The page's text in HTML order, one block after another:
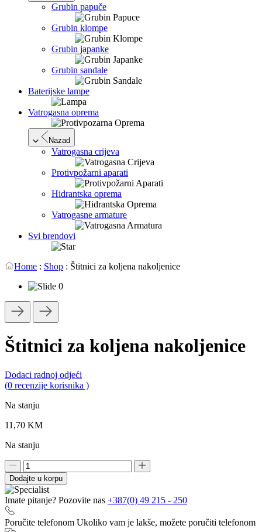
Grubin papuče
Grubin klompe
Grubin japanke
Grubin sandale
Baterijske lampe
Vatrogasna oprema
Nazad
Vatrogasna crijeva
Protivpožarni aparati
Hidrantska oprema
Vatrogasne armature
Svi brendovi
Home : Shop : Štitnici za koljena nakoljenice
Štitnici za koljena nakoljenice
Dodaci radnoj odjeći
0,0
(0 recenzije korisnika )
Na stanju
11,70 KM
Na stanju
Štitnici
za
koljena
nakoljenice
količina
Dodajte u korpu
Imate pitanje? Pozovite nas +387(0) 49 215 - 250
Poručite telefonom Ukoliko vam je lakše, možete poručiti telefonom